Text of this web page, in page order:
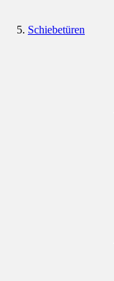
Schiebetüren